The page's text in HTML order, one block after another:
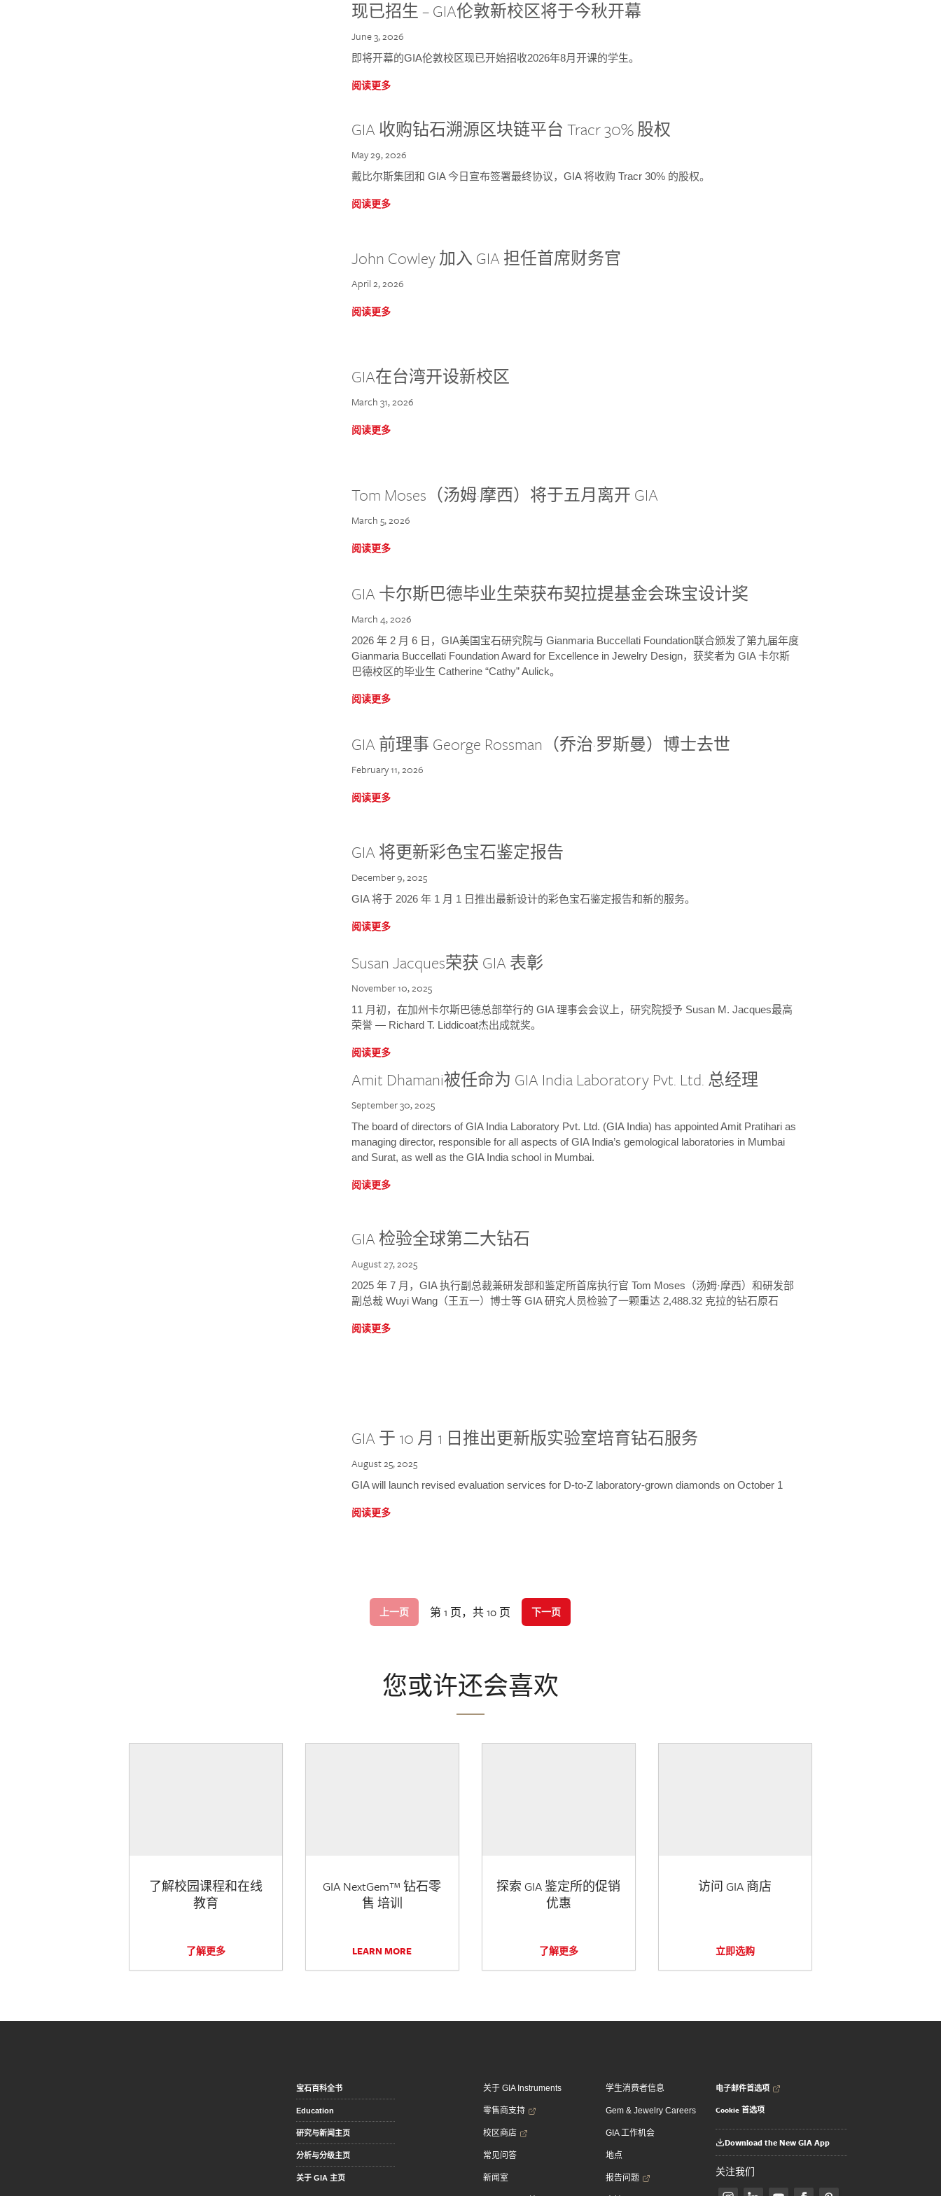
现已招生 – GIA伦敦新校区将于今秋开幕
June 3, 2026
即将开幕的GIA伦敦校区现已开始招收2026年8月开课的学生。
阅读更多
GIA 收购钻石溯源区块链平台 Tracr 30% 股权
May 29, 2026
戴比尔斯集团和 GIA 今日宣布签署最终协议，GIA 将收购 Tracr 30% 的股权。
阅读更多
John Cowley 加入 GIA 担任首席财务官
April 2, 2026
阅读更多
GIA在台湾开设新校区
March 31, 2026
阅读更多
Tom Moses（汤姆·摩西）将于五月离开 GIA
March 5, 2026
阅读更多
GIA 卡尔斯巴德毕业生荣获布契拉提基金会珠宝设计奖
March 4, 2026
2026 年 2 月 6 日，GIA美国宝石研究院与 Gianmaria Buccellati Foundation联合颁发了第九届年度
Gianmaria Buccellati Foundation Award for Excellence in Jewelry Design，获奖者为 GIA 卡尔斯
巴德校区的毕业生 Catherine “Cathy” Aulick。
阅读更多
GIA 前理事 George Rossman（乔治·罗斯曼）博士去世
February 11, 2026
阅读更多
GIA 将更新彩色宝石鉴定报告
December 9, 2025
GIA 将于 2026 年 1 月 1 日推出最新设计的彩色宝石鉴定报告和新的服务。
阅读更多
Susan Jacques荣获 GIA 表彰
November 10, 2025
11 月初，在加州卡尔斯巴德总部举行的 GIA 理事会会议上，研究院授予 Susan M. Jacques最高
荣誉 — Richard T. Liddicoat杰出成就奖。
阅读更多
Amit Dhamani被任命为 GIA India Laboratory Pvt. Ltd. 总经理
September 30, 2025
The board of directors of GIA India Laboratory Pvt. Ltd. (GIA India) has appointed Amit Pratihari as
managing director, responsible for all aspects of GIA India’s gemological laboratories in Mumbai
and Surat, as well as the GIA India school in Mumbai.
阅读更多
GIA 检验全球第二大钻石
August 27, 2025
2025 年 7 月，GIA 执行副总裁兼研发部和鉴定所首席执行官 Tom Moses（汤姆·摩西）和研发部
副总裁 Wuyi Wang（王五一）博士等 GIA 研究人员检验了一颗重达 2,488.32 克拉的钻石原石
阅读更多
GIA 于 10 月 1 日推出更新版实验室培育钻石服务
August 25, 2025
GIA will launch revised evaluation services for D-to-Z laboratory-grown diamonds on October 1
阅读更多
上一页 第 1 页，共 10 页 下一页
您或许还会喜欢
了解校园课程和在线
教育
了解更多
GIA NextGem™ 钻石零
售 培训
LEARN MORE
探索 GIA 鉴定所的促销
优惠
了解更多
访问 GIA 商店
立即选购
宝石百科全书
Education
研究与新闻主页
分析与分级主页
关于 GIA 主页
关于 GIA Instruments
零售商支持
校区商店
常见问答
新闻室
学生消费者信息
Gem & Jewelry Careers
GIA 工作机会
地点
报告问题
电子邮件首选项
Cookie 首选项
Download the New GIA App
关注我们